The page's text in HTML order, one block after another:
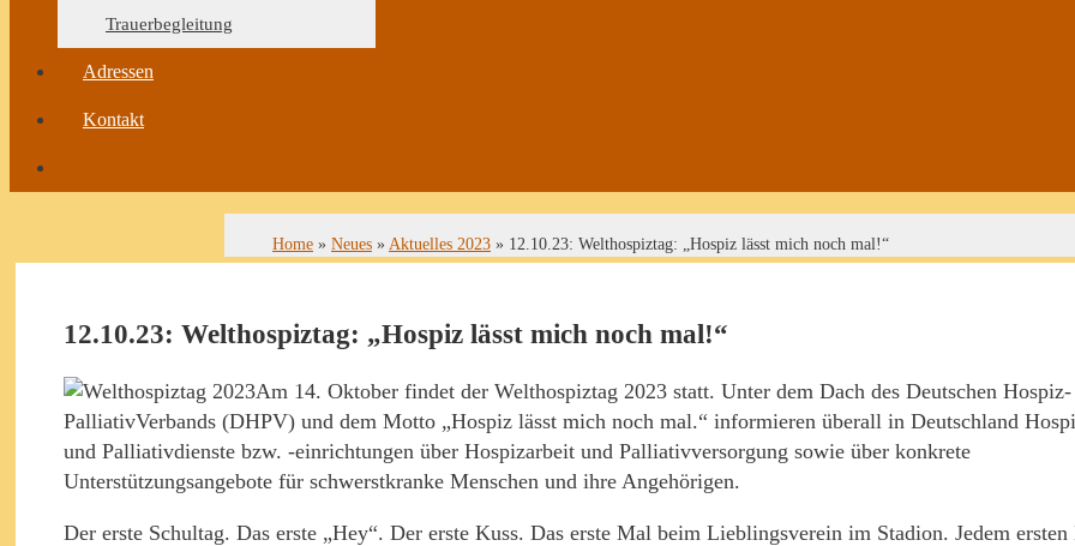
Trauerbegleitung
Adressen
Kontakt
Home » Neues » Aktuelles 2023 » 12.10.23: Welthospiztag: „Hospiz lässt mich noch mal!“
12.10.23: Welthospiztag: „Hospiz lässt mich noch mal!“
Am 14. Oktober findet der Welthospiztag 2023 statt. Unter dem Dach des Deutschen Hospiz-
PalliativVerbands (DHPV) und dem Motto „Hospiz lässt mich noch mal.“ informieren überall in Deutschland
und Palliativdienste bzw. -einrichtungen über Hospizarbeit und Palliativversorgung sowie über konkrete
Unterstützungsangebote für schwerstkranke Menschen und ihre Angehörigen.
Der erste Schultag. Das erste „Hey“. Der erste Kuss. Das erste Mal beim Lieblingsverein im Stadion. Jedem ersten